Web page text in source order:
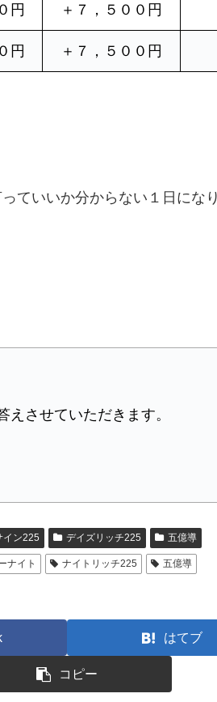
円 ＋７，５００円
円 ＋７，５００円
ていいか分からない１日にな
させていただきます。
イン225 デイズリッチ225 五億導
ナイト ナイトリッチ225 五億導
はてブ
コピー